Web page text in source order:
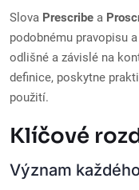
Slova Prescribe a
podobnému pravopisu
odlišné a závislé na
definice, poskytne
použití.
Klíčové
Význam